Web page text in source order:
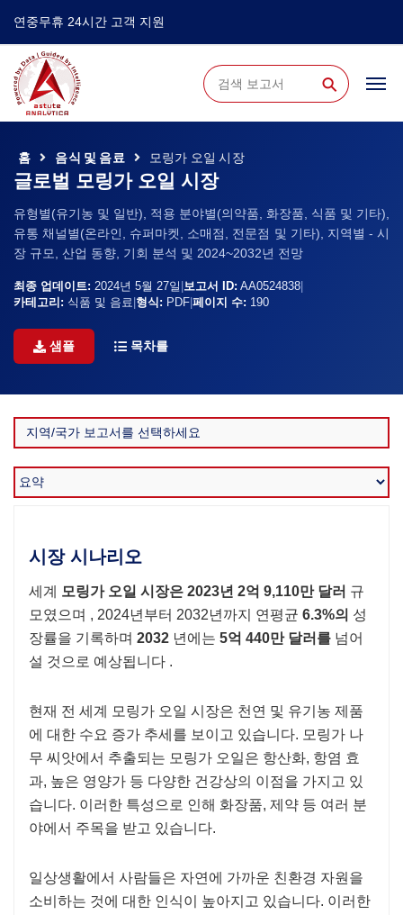
연중무휴 24시간 고객 지원
⚲
홈 음식 및 음료 모링가 오일 시장
글로벌 모링가 오일 시장
유형별(유기농 및 일반), 적용 분야별(의약품, 화장품, 식품 및 기타),
유통 채널별(온라인, 슈퍼마켓, 소매점, 전문점 및 기타), 지역별 - 시
장 규모, 산업 동향, 기회 분석 및 2024~2032년 전망
최종 업데이트: 2024년 5월 27일 보고서 ID: AA0524838
카테고리: 식품 및 음료 형식: PDF 페이지 수: 190
샘플 목차를
시장 시나리오
세계 모링가 오일 시장은 2023년 2억 9,110만 달러 규
모였으며 , 2024년부터 2032년까지 연평균 6.3%의 성
장률을 기록하며 2032 년에는 5억 440만 달러를 넘어
설 것으로 예상됩니다 .
현재 전 세계 모링가 오일 시장은 천연 및 유기농 제품
에 대한 수요 증가 추세를 보이고 있습니다. 모링가 나
무 씨앗에서 추출되는 모링가 오일은 항산화, 항염 효
과, 높은 영양가 등 다양한 건강상의 이점을 가지고 있
습니다. 이러한 특성으로 인해 화장품, 제약 등 여러 분
야에서 주목을 받고 있습니다.
일상생활에서 사람들은 자연에 가까운 친환경 자원을
소비하는 것에 대한 인식이 높아지고 있습니다. 이러한